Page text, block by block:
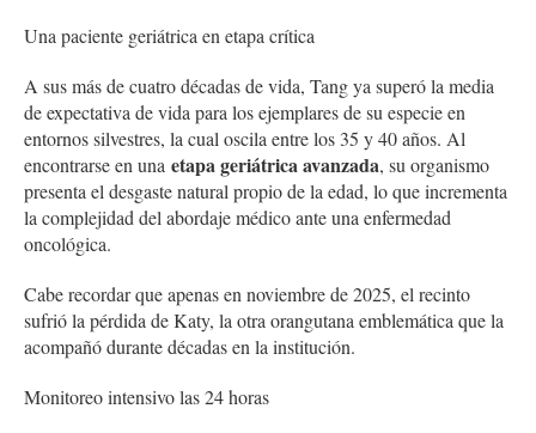
Una paciente geriátrica en etapa crítica
A sus más de cuatro décadas de vida, Tang ya superó la media
de expectativa de vida para los ejemplares de su especie en
entornos silvestres, la cual oscila entre los 35 y 40 años. Al
encontrarse en una etapa geriátrica avanzada, su organismo
presenta el desgaste natural propio de la edad, lo que incrementa
la complejidad del abordaje médico ante una enfermedad
oncológica.
Cabe recordar que apenas en noviembre de 2025, el recinto
sufrió la pérdida de Katy, la otra orangutana emblemática que la
acompañó durante décadas en la institución.
Monitoreo intensivo las 24 horas